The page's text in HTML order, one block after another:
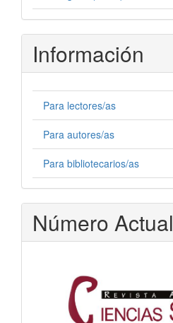
Información
Para lectores/as
Para autores/as
Para bibliotecarios/as
Número Actual